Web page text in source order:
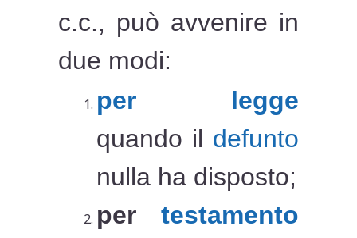
c.c., può avvenire in
due modi:
per legge
quando il defunto
nulla ha disposto;
per testamento